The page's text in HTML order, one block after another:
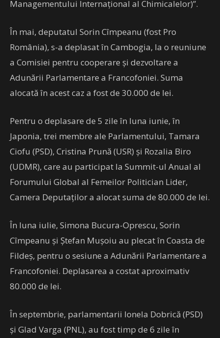
Managementului Internaţional al Chimicalelor)”.
În mai, deputatul Sorin Cîmpeanu (fost Pro
România), s-a deplasat în Cambogia, la o reuniune
a Comisiei pentru cooperare şi dezvoltare a
Adunării Parlamentare a Francofoniei. Suma
alocată în acest caz a fost de 30.000 de lei.
Pentru o deplasare de 5 zile în luna iunie, în
Japonia, trei membre ale Parlamentului, Tamara
Ciofu (PSD), Cristina Prună (USR) şi Rozalia Biro
(UDMR), care au participat la Summit-ul Anual al
Forumului Global al Femeilor Politician Lider,
Camera Deputaţilor a alocat suma de 80.000 de lei.
În luna iulie, Simona Bucura-Oprescu, Sorin
Cîmpeanu şi Ştefan Muşoiu au plecat în Coasta de
Fildeş, pentru o sesiune a Adunării Parlamentare a
Francofoniei. Deplasarea a costat aproximativ
80.000 de lei.
În septembrie, parlamentarii Ionela Dobrică (PSD)
şi Glad Varga (PNL), au fost timp de 6 zile în